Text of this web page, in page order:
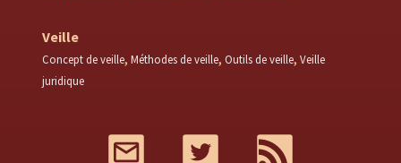
Veille
Concept de veille Méthodes de veille Outils de veille Veille
juridique
Twitter